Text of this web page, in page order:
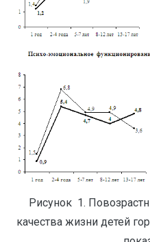
Рисунок 1.
качества жизни детей